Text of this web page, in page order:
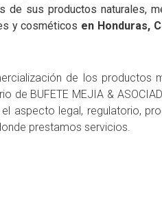
sus productos naturales,
y cosméticos en Honduras,
de los productos
BUFETE MEJIA &
aspecto legal, regulatorio,
prestamos servicios.